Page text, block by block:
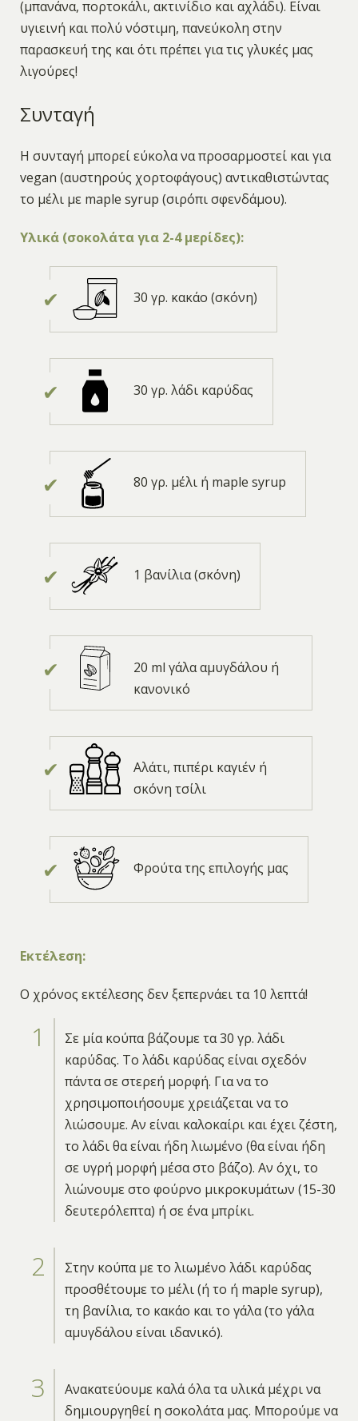
(μπανάνα, πορτοκάλι, ακτινίδιο και αχλάδι). Είναι
υγιεινή και πολύ νόστιμη, πανεύκολη στην
παρασκευή της και ότι πρέπει για τις γλυκές μας
λιγούρες!
Συνταγή
Η συνταγή μπορεί εύκολα να προσαρμοστεί και για
vegan (αυστηρούς χορτοφάγους) αντικαθιστώντας
το μέλι με maple syrup (σιρόπι σφενδάμου).
Υλικά (σοκολάτα για 2-4 μερίδες):
30 γρ. κακάο (σκόνη)
30 γρ. λάδι καρύδας
80 γρ. μέλι ή maple syrup
1 βανίλια (σκόνη)
20 ml γάλα αμυγδάλου ή
κανονικό
Αλάτι, πιπέρι καγιέν ή
σκόνη τσίλι
Φρούτα της επιλογής μας
Εκτέλεση:
Ο χρόνος εκτέλεσης δεν ξεπερνάει τα 10 λεπτά!
Σε μία κούπα βάζουμε τα 30 γρ. λάδι
καρύδας. Το λάδι καρύδας είναι σχεδόν
πάντα σε στερεή μορφή. Για να το
χρησιμοποιήσουμε χρειάζεται να το
λιώσουμε. Αν είναι καλοκαίρι και έχει ζέστη,
το λάδι θα είναι ήδη λιωμένο (θα είναι ήδη
σε υγρή μορφή μέσα στο βάζο). Αν όχι, το
λιώνουμε στο φούρνο μικροκυμάτων (15-30
δευτερόλεπτα) ή σε ένα μπρίκι.
Στην κούπα με το λιωμένο λάδι καρύδας
προσθέτουμε το μέλι (ή το ή maple syrup),
τη βανίλια, το κακάο και το γάλα (το γάλα
αμυγδάλου είναι ιδανικό).
Ανακατεύουμε καλά όλα τα υλικά μέχρι να
δημιουργηθεί η σοκολάτα μας. Μπορούμε να